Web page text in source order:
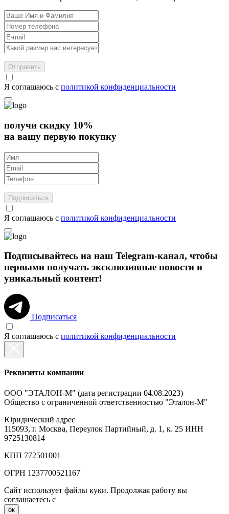
Отправить
Я соглашаюсь с политикой конфиденциальности
получи скидку 10%
на вашу первую покупку
Подписаться
Я соглашаюсь с политикой конфиденциальности
Подписывайтесь на наш Telegram-канал, чтобы
первыми получать эксклюзивные новости и
уникальный контент!
Подписаться
Я соглашаюсь с политикой конфиденциальности
Реквизиты компании
ООО "ЭТАЛОН-М" (дата регистрации 04.08.2023)
Общество с ограниченной ответственностью "Эталон-М"
Юридический адрес
115093, г. Москва, Переулок Партийный, д. 1, к. 25 ИНН
9725130814
КПП 772501001
ОГРН 1237700521167
Сайт использует файлы куки. Продолжая работу вы
соглашаетесь с
oк